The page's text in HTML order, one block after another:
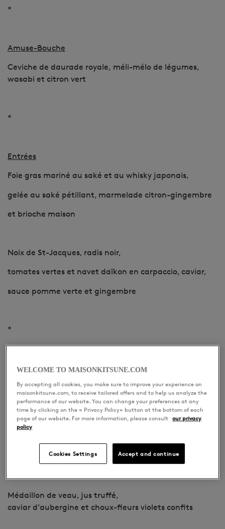
*
Amuse-Bouche
Ceviche de daurade royale, méli-mélo de légumes,
wasabi et citron vert
*
Entrées
Foie gras mariné au saké et au whisky japonais,
gelée au saké pétillant, marmelade citron-gingembre
et brioche maison
Noix de St-Jacques, radis noir,
tomates vertes et navet daïkon en carpaccio, caviar,
sauce pomme verte et gingembre
*
Plats
Médaillon de homard et amandes gratinés à la sauce
thermidor,
navet daïkon et farce d’oursin
Trou normand yuzu et miel
Médaillon de veau, jus truffé,
caviar d’aubergine et choux-fleurs violets confits
WELCOME TO MAISONKITSUNE.COM
By accepting all cookies, you make sure to improve your experience on
maisonkitsune.com, to receive tailored offers and to help us analyze the
performance of our website. You can change your preferences at any
time by clicking on the « Privacy Policy» button at the bottom of each
page of our website. For more information, please consult
our privacy
policy
Cookies Settings Accept and continue